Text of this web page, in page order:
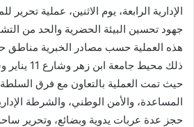
الإدارية الرابعة، يوم الاثنين، عملية
جهود تحسين البيئة الحضرية والحد من
هذه العملية حسب مصادر الخبرية مناطق
ذلك محيط جامعة ابن زهر وشارع 11 يناير وساحة الود بحي الداخلة.
حيث تمت العملية بالتعاون مع فرق السلطة
المساعدة، والأمن الوطني، والشرطة
حجز عدة عربات يدوية وبضائع، وتحرير